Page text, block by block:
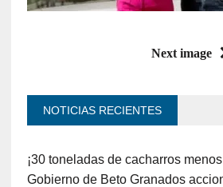
Next image
NOTICIAS RECIENTES
¡30 toneladas de cacharros
Gobierno de Beto Granados